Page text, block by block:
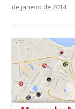
de janeiro de 2014.